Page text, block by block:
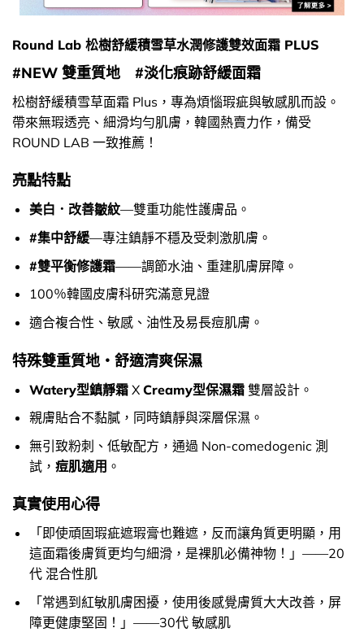
Round Lab 松樹舒緩積雪草水潤修護雙效面霜 PLUS
#NEW 雙重質地 #淡化痕跡舒緩面霜
松樹舒緩積雪草面霜 Plus，專為煩惱瑕疵與敏感肌而設。
帶來無瑕透亮、細滑均勻肌膚，韓國熱賣力作，備受
ROUND LAB 一致推薦！
亮點特點
美白．改善皺紋—雙重功能性護膚品。
#集中舒緩—專注鎮靜不穩及受刺激肌膚。
#雙平衡修護霜——調節水油、重建肌膚屏障。
100％韓國皮膚科研究滿意見證
適合複合性、敏感、油性及易長痘肌膚。
特殊雙重質地・舒適清爽保濕
Watery型鎮靜霜X Creamy型保濕霜雙層設計。
親膚貼合不黏膩，同時鎮靜與深層保濕。
無引致粉刺、低敏配方，通過 Non-comedogenic 測
試， 痘肌適用 。
真實使用心得
「即使頑固瑕疵遮瑕膏也難遮，反而讓角質更明顯，用
這面霜後膚質更均勻細滑，是裸肌必備神物！」——20
代 混合性肌
「常遇到紅敏肌膚困擾，使用後感覺膚質大大改善，屏
障更健康堅固！」——30代 敏感肌